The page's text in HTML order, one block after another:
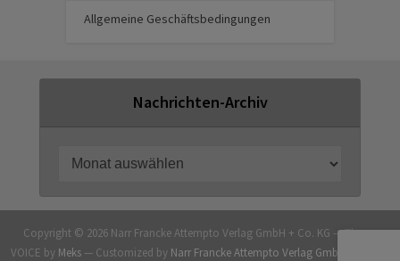
Allgemeine Geschäftsbedingungen
Nachrichten-Archiv
Copyright © 2026 Narr Francke Attempto Verlag GmbH + Co. KG — Theme
VOICE by Meks— Customized by Narr Francke Attempto Verlag GmbH + Co. KG